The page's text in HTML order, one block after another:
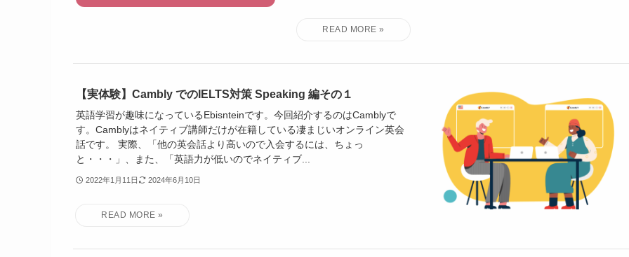
【実体験】Cambly でのIELTS対策 Speaking 編その１
英語学習が趣味になっているEbisnteinです。今回紹介するのはCamblyで
す。Camblyはネイティブ講師だけが在籍している凄まじいオンライン英会
話です。 実際、「他の英会話より高いので入会するには、ちょっ
と・・・」、また、「英語力が低いのでネイティブ...
2022年1月11日 2024年6月10日